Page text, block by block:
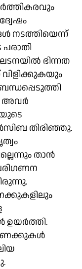
നടത്തിയെന്ന്
ഭിന്നത
വിളിക്കുകയും
അവര്‍
തിരിഞ്ഞു.
താന്‍
ഉയര്‍ത്തി.